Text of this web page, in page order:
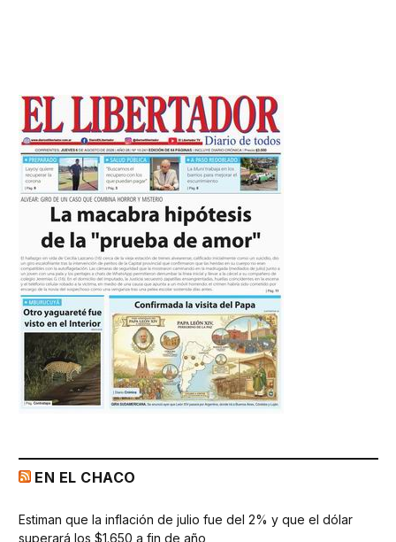
EN EL CHACO
Estiman que la inflación de julio fue del 2% y que el dólar
superará los $1.650 a fin de año